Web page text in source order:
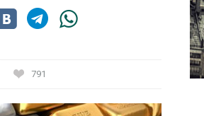
791